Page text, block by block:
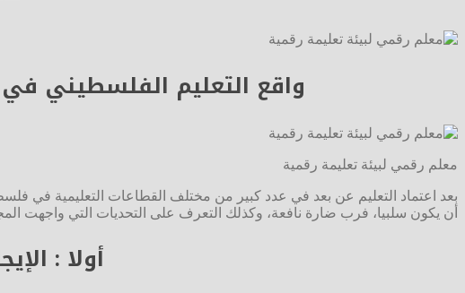
واقع التعليم الفلسطيني في
معلم رقمي لبيئة تعليمة رقمية
بعد اعتماد التعليم عن بعد في عدد كبير من مختلف القطاعات التعليمية في
أن يكون سلبيا، فرب ضارة نافعة، وكذلك التعرف على التحديات التي واجهت
أولا :